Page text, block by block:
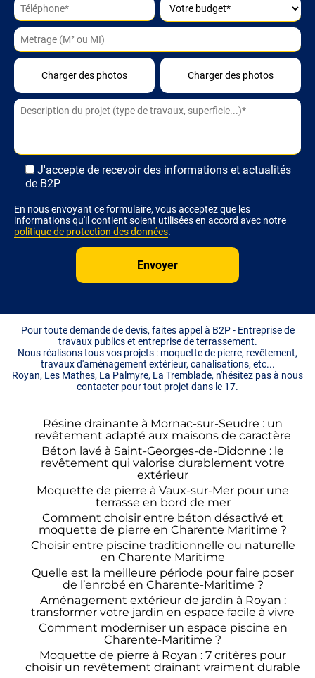
J'accepte de recevoir des informations et actualités
de B2P
En nous envoyant ce formulaire, vous acceptez que les
informations qu'il contient soient utilisées en accord avec notre
politique de protection des données.
Alternative:
Pour toute demande de devis, faites appel à B2P - Entreprise de
travaux publics et entreprise de terrassement.
Nous réalisons tous vos projets : moquette de pierre, revêtement,
travaux d'aménagement extérieur, canalisations, etc...
Royan, Les Mathes, La Palmyre, La Tremblade, n'hésitez pas à nous
contacter pour tout projet dans le 17.
Résine drainante à Mornac-sur-Seudre : un
revêtement adapté aux maisons de caractère
Béton lavé à Saint-Georges-de-Didonne : le
revêtement qui valorise durablement votre
extérieur
Moquette de pierre à Vaux-sur-Mer pour une
terrasse en bord de mer
Comment choisir entre béton désactivé et
moquette de pierre en Charente Maritime ?
Choisir entre piscine traditionnelle ou naturelle
en Charente Maritime
Quelle est la meilleure période pour faire poser
de l’enrobé en Charente-Maritime ?
Aménagement extérieur de jardin à Royan :
transformer votre jardin en espace facile à vivre
Comment moderniser un espace piscine en
Charente-Maritime ?
Moquette de pierre à Royan : 7 critères pour
choisir un revêtement drainant vraiment durable